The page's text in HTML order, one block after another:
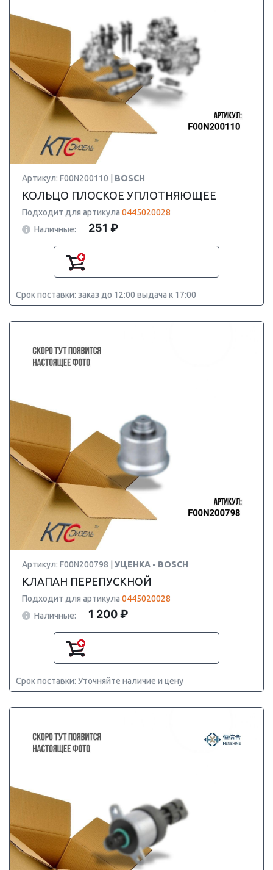
Артикул: F00N200110 | BOSCH
КОЛЬЦО ПЛОСКОЕ УПЛОТНЯЮЩЕЕ
Подходит для артикула 0445020028
Наличные:
251 ₽
Срок поставки: заказ до 12:00 выдача к 17:00
Артикул: F00N200798 | УЦЕНКА - BOSCH
КЛАПАН ПЕРЕПУСКНОЙ
Подходит для артикула 0445020028
Наличные:
1 200 ₽
Срок поставки: Уточняйте наличие и цену